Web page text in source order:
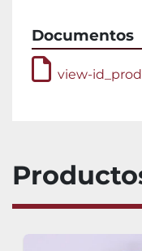
Documentos
view-